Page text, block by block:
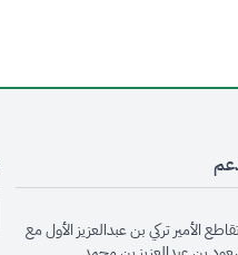
الأمير تركي بن عبدالعزيز الأول مع